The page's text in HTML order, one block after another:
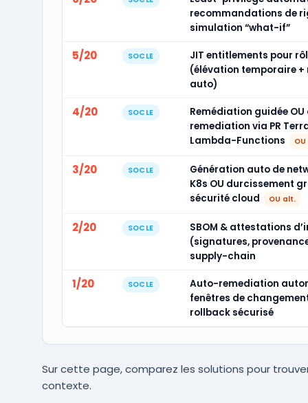
recommandations de
simulation “what-if”
5/20 SOCLE
JIT entitlements pour
(élévation temporaire
auto)
4/20 SOCLE
Remédiation guidée
remediation via PR
Lambda-Functions
3/20 SOCLE
Génération auto de
K8s OU durcissement
sécurité cloud
OU alt.
2/20 SOCLE
SBOM & attestations
(signatures,
supply-chain
1/20 SOCLE
Auto-remediation
fenêtres de
rollback sécurisé
Sur cette page, comparez les solutions pour
contexte.